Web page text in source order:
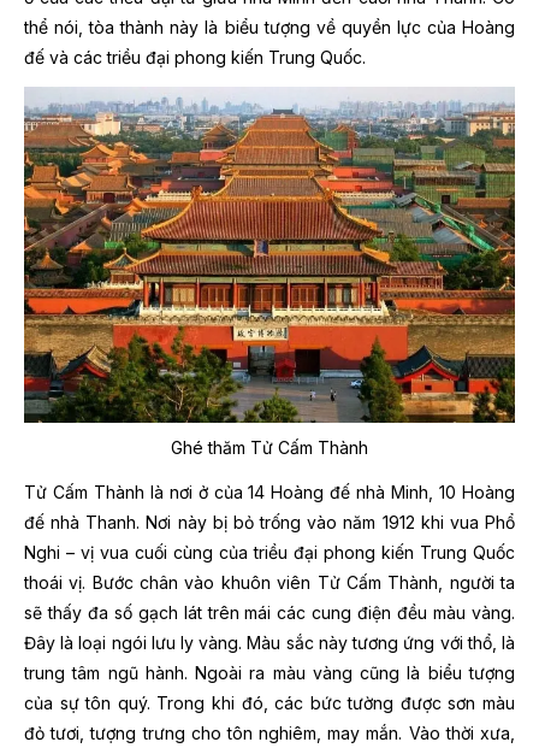
thể nói, tòa thành này là biểu tượng về quyền lực của Hoàng
đế và các triều đại phong kiến Trung Quốc.
Ghé thăm Tử Cấm Thành
Tử Cấm Thành là nơi ở của 14 Hoàng đế nhà Minh, 10 Hoàng
đế nhà Thanh. Nơi này bị bỏ trống vào năm 1912 khi vua Phổ
Nghi – vị vua cuối cùng của triều đại phong kiến Trung Quốc
thoái vị. Bước chân vào khuôn viên Tử Cấm Thành, người ta
sẽ thấy đa số gạch lát trên mái các cung điện đều màu vàng.
Đây là loại ngói lưu ly vàng. Màu sắc này tương ứng với thổ, là
trung tâm ngũ hành. Ngoài ra màu vàng cũng là biểu tượng
của sự tôn quý. Trong khi đó, các bức tường được sơn màu
đỏ tươi, tượng trưng cho tôn nghiêm, may mắn. Vào thời xưa,